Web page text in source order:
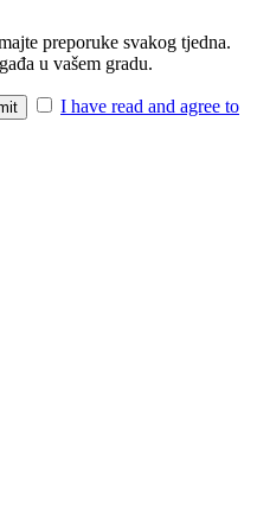
preporuke svakog tjedna.
u vašem gradu.
I have read and agree to